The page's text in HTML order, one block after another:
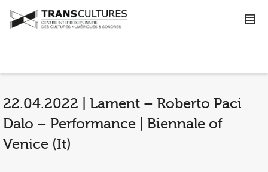
22.04.2022 | Lament – Roberto Paci
Dalo – Performance | Biennale of
Venice (It)